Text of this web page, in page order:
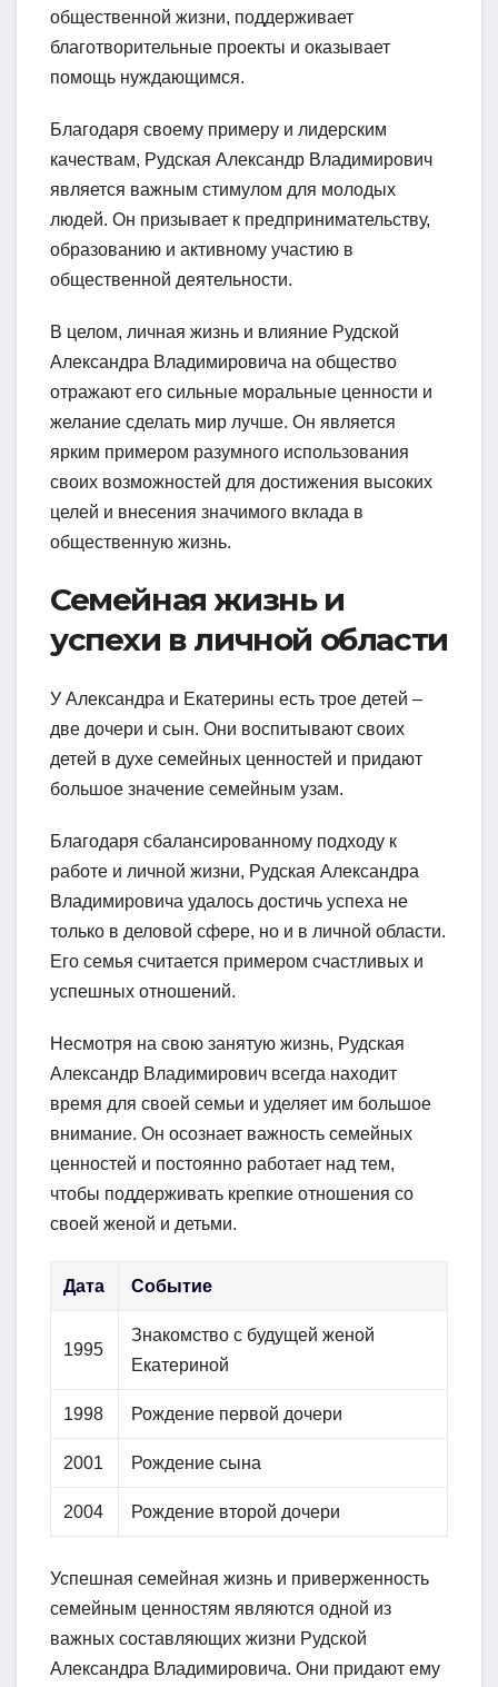
общественной жизни, поддерживает
благотворительные проекты и оказывает
помощь нуждающимся.
Благодаря своему примеру и лидерским
качествам, Рудская Александр Владимирович
является важным стимулом для молодых
людей. Он призывает к предпринимательству,
образованию и активному участию в
общественной деятельности.
В целом, личная жизнь и влияние Рудской
Александра Владимировича на общество
отражают его сильные моральные ценности и
желание сделать мир лучше. Он является
ярким примером разумного использования
своих возможностей для достижения высоких
целей и внесения значимого вклада в
общественную жизнь.
Семейная жизнь и
успехи в личной области
У Александра и Екатерины есть трое детей –
две дочери и сын. Они воспитывают своих
детей в духе семейных ценностей и придают
большое значение семейным узам.
Благодаря сбалансированному подходу к
работе и личной жизни, Рудская Александра
Владимировича удалось достичь успеха не
только в деловой сфере, но и в личной области.
Его семья считается примером счастливых и
успешных отношений.
Несмотря на свою занятую жизнь, Рудская
Александр Владимирович всегда находит
время для своей семьи и уделяет им большое
внимание. Он осознает важность семейных
ценностей и постоянно работает над тем,
чтобы поддерживать крепкие отношения со
своей женой и детьми.
Дата Событие
1995
Знакомство с будущей женой
Екатериной
1998 Рождение первой дочери
2001 Рождение сына
2004 Рождение второй дочери
Успешная семейная жизнь и приверженность
семейным ценностям являются одной из
важных составляющих жизни Рудской
Александра Владимировича. Они придают ему